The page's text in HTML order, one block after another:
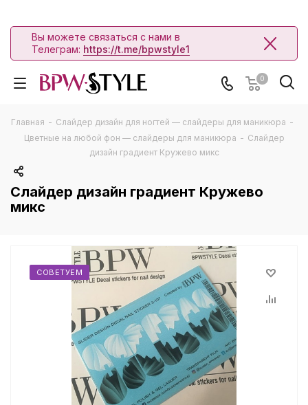
Вы можете связаться с нами в
Телеграм: https://t.me/bpwstyle1
0
Главная - Слайдер дизайн для ногтей — слайдеры для маникюра -
Цветные на любой фон — слайдеры для маникюра - Слайдер
дизайн градиент Кружево микс
Слайдер дизайн градиент Кружево
микс
СОВЕТУЕМ